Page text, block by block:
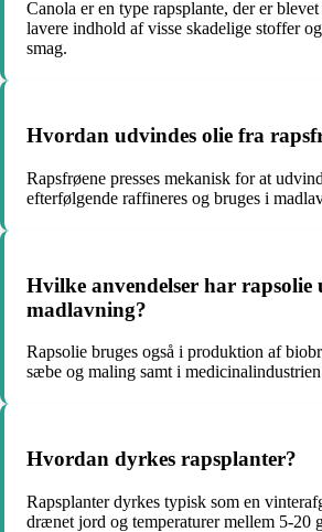
Canola er en type rapsplante, der er
lavere indhold af visse skadelige stoffer
smag.
Hvordan udvindes olie fra
Rapsfrøene presses mekanisk for at
efterfølgende raffineres og bruges i
Hvilke anvendelser har rapsolie
madlavning?
Rapsolie bruges også i produktion af
sæbe og maling samt i
Hvordan dyrkes rapsplanter?
Rapsplanter dyrkes typisk som en
drænet jord og temperaturer mellem 5-20